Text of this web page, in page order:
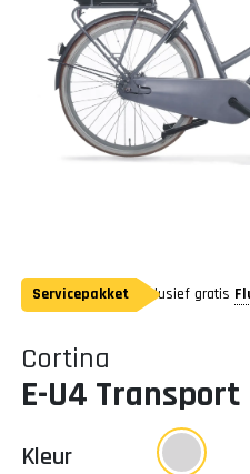
Servicepakket Inclusief gratis
Cortina
E-U4
Kleur